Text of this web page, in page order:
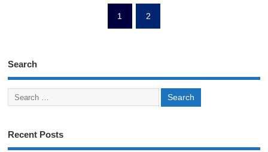
1 2
Search
Recent Posts